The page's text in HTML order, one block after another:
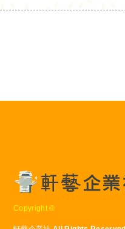
Copyright ©